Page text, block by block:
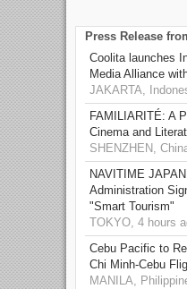
Press Release
Coolita launches
Media Alliance
JAKARTA,
FAMILIARITÉ: A
Cinema and
SHENZHEN,
NAVITIME
Administration
"Smart Tourism"
TOKYO, 4 hours
Cebu Pacific to
Chi Minh-Cebu
MANILA,